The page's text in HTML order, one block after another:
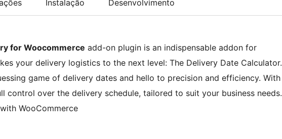
Instalação Desenvolvimento
for Woocommerce add-on plugin is an indispensable addon for
your delivery logistics to the next level: The Delivery Date Calculator.
game of delivery dates and hello to precision and efficiency. With
control over the delivery schedule, tailored to suit your business needs.
WooCommerce